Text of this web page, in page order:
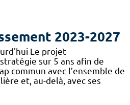
2023-2027
Le projet
sur 5 ans afin de
commun avec l’ensemble de
et, au-delà, avec ses